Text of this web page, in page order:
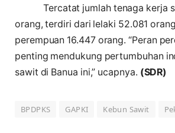
Tercatat jumlah tenaga kerja
orang, terdiri dari lelaki 52.081
perempuan 16.447 orang. “Peran
penting mendukung pertumbuhan
sawit di Banua ini,” ucapnya. (SDR)
BPDPKS GAPKI Kebun Sawit